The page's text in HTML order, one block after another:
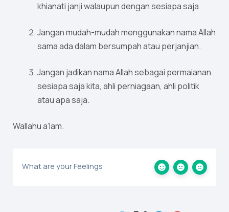
khianati janji walaupun dengan sesiapa saja.
Jangan mudah-mudah menggunakan nama Allah
sama ada dalam bersumpah atau perjanjian.
Jangan jadikan nama Allah sebagai permaianan
sesiapa saja kita, ahli perniagaan, ahli politik
atau apa saja.
Wallahu a’lam.
What are your Feelings